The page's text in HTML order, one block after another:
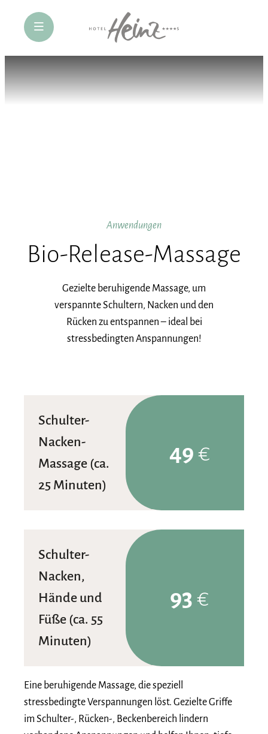
öffne Navigation
Anwendungen
Bio-Release-Massage
Gezielte beruhigende Massage, um
verspannte Schultern, Nacken und den
Rücken zu entspannen – ideal bei
stressbedingten Anspannungen!
Schulter-
Nacken-
Massage (ca.
25 Minuten)
49 €
Schulter-
Nacken,
Hände und
Füße (ca. 55
Minuten)
93 €
Eine beruhigende Massage, die speziell
stressbedingte Verspannungen löst. Gezielte Griffe
im Schulter-, Rücken-, Beckenbereich lindern